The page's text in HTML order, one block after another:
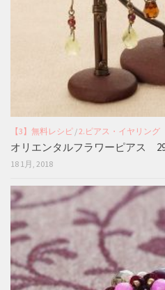
【3】無料レシピ /2.ピアス・イヤリング
オリエンタルフラワーピアス
18 1月, 2018